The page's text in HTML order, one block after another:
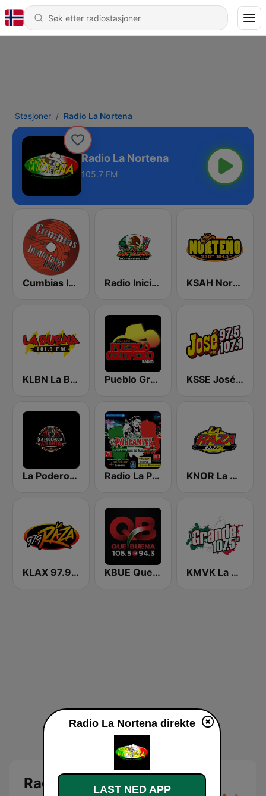
Stasjoner Radio La Nortena
Radio La Nortena
105.7 FM
Cumbias Inmortales Radio Radio Iniciador KSAH Norteño 720 y 104.1
KLBN La Buena 101.9 FM Pueblo Grupero Radio KSSE José 97.5 y 107.1
La Poderosa Atlanta Radio La Poblanita KNOR La Raza 93.7 (US Only)
KLAX 97.9 La Raza FM KBUE Que Buena 105.5 / 94.3 FM (US Only) KMVK La Grande 107.5 FM
Radio La Nortena
Radio La Nortena direkte
LAST NED APP